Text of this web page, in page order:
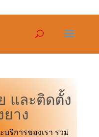
และติดตั้ง
ยาง
บริการของเรา รวม